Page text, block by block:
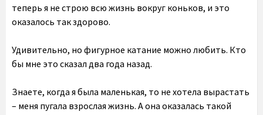
теперь я не строю всю жизнь вокруг коньков, и это
оказалось так здорово.
Удивительно, но фигурное катание можно любить. Кто
бы мне это сказал два года назад.
Знаете, когда я была маленькая, то не хотела вырастать
– меня пугала взрослая жизнь. А она оказалась такой